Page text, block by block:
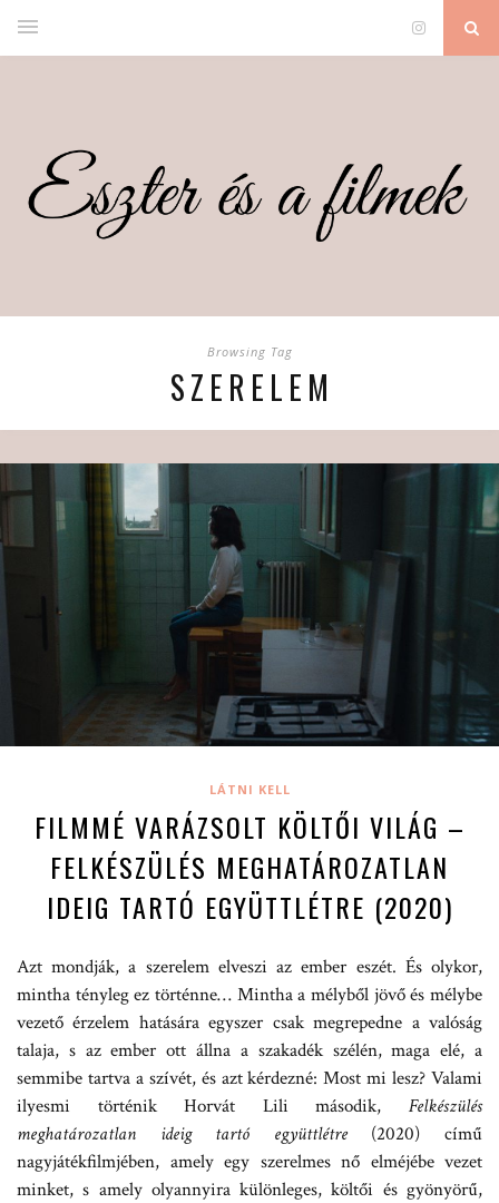
Browsing Tag
SZERELEM
LÁTNI KELL
FILMMÉ VARÁZSOLT KÖLTŐI VILÁG –
FELKÉSZÜLÉS MEGHATÁROZATLAN
IDEIG TARTÓ EGYÜTTLÉTRE (2020)
Azt mondják, a szerelem elveszi az ember eszét. És olykor,
mintha tényleg ez történne… Mintha a mélyből jövő és mélybe
vezető érzelem hatására egyszer csak megrepedne a valóság
talaja, s az ember ott állna a szakadék szélén, maga elé, a
semmibe tartva a szívét, és azt kérdezné: Most mi lesz? Valami
ilyesmi történik Horvát Lili második, Felkészülés
meghatározatlan ideig tartó együttlétre(2020) című
nagyjátékfilmjében, amely egy szerelmes nő elméjébe vezet
minket, s amely olyannyira különleges, költői és gyönyörű,